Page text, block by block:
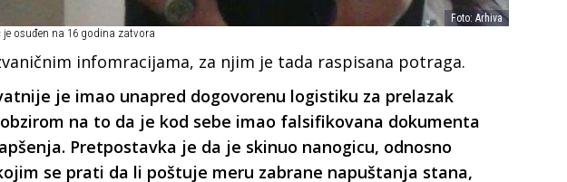
Foto: Arhiva
je osuđen na 16 godina zatvora
infomracijama, za njim je tada raspisana potraga.
je imao unapred dogovorenu logistiku za prelazak
na to da je kod sebe imao falsifikovana dokumenta
Pretpostavka je da je skinuo nanogicu, odnosno
se prati da li poštuje meru zabrane napuštanja stana,